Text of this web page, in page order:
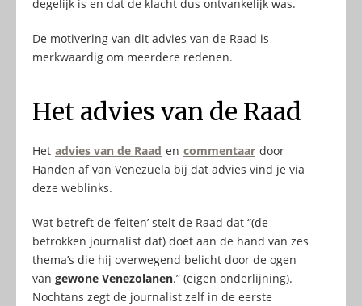
degelijk is en dat de klacht dus ontvankelijk was.
De motivering van dit advies van de Raad is
merkwaardig om meerdere redenen.
Het advies van de Raad
Het advies van de Raad en commentaar door
Handen af van Venezuela bij dat advies vind je via
deze weblinks.
Wat betreft de ‘feiten’ stelt de Raad dat “(de
betrokken journalist dat) doet aan de hand van zes
thema’s die hij overwegend belicht door de ogen
van gewone Venezolanen.” (eigen onderlijning).
Nochtans zegt de journalist zelf in de eerste